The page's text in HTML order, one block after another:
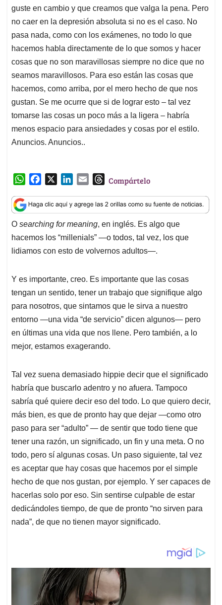
guste en cambio y que creamos que valga la pena. Pero
no caer en la depresión absoluta si no es el caso. No
pasa nada, como con los exámenes, no todo lo que
hacemos habla directamente de lo que somos y hacer
cosas que no son maravillosas siempre no dice que no
seamos maravillosos. Para eso están las cosas que
hacemos, como arriba, por el mero hecho de que nos
gustan. Se me ocurre que si de lograr esto – tal vez
tomarse las cosas un poco más a la ligera – habría
menos espacio para ansiedades y cosas por el estilo.
Anuncios. Anuncios..
W
a
t
s
A
p
c
e
b
o
o
n
k
e
d
I
a
i
l
T
r
e
a
d
s
Compártelo
O searching for meaning, en inglés. Es algo que
hacemos los “millenials” —o todos, tal vez, los que
lidiamos con esto de volvernos adultos—.
Y es importante, creo. Es importante que las cosas
tengan un sentido, tener un trabajo que signifique algo
para nosotros, que sintamos que le sirva a nuestro
entorno —una vida “de servicio” dicen algunos— pero
en últimas una vida que nos llene. Pero también, a lo
mejor, estamos exagerando.
Tal vez suena demasiado hippie decir que el significado
habría que buscarlo adentro y no afuera. Tampoco
sabría qué quiere decir eso del todo. Lo que quiero decir,
más bien, es que de pronto hay que dejar —como otro
paso para ser “adulto” — de sentir que todo tiene que
tener una razón, un significado, un fin y una meta. O no
todo, pero sí algunas cosas. Un paso siguiente, tal vez
es aceptar que hay cosas que hacemos por el simple
hecho de que nos gustan, por ejemplo. Y ser capaces de
hacerlas solo por eso. Sin sentirse culpable de estar
dedicándoles tiempo, de que de pronto “no sirven para
nada”, de que no tienen mayor significado.